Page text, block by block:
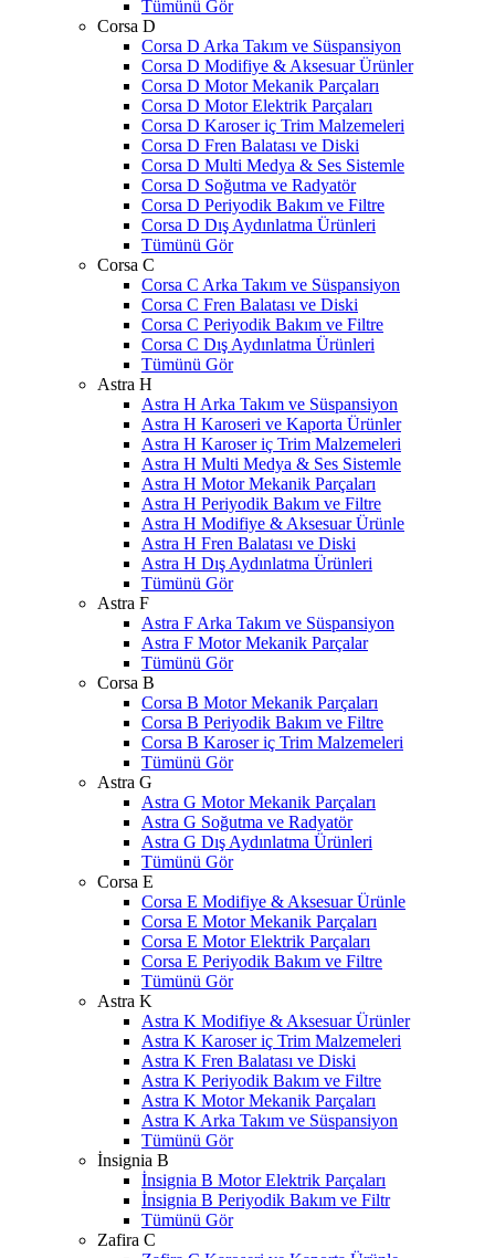
Tümünü Gör
Corsa D
Corsa D Arka Takım ve Süspansiyon
Corsa D Modifiye & Aksesuar Ürünler
Corsa D Motor Mekanik Parçaları
Corsa D Motor Elektrik Parçaları
Corsa D Karoser iç Trim Malzemeleri
Corsa D Fren Balatası ve Diski
Corsa D Multi Medya & Ses Sistemle
Corsa D Soğutma ve Radyatör
Corsa D Periyodik Bakım ve Filtre
Corsa D Dış Aydınlatma Ürünleri
Tümünü Gör
Corsa C
Corsa C Arka Takım ve Süspansiyon
Corsa C Fren Balatası ve Diski
Corsa C Periyodik Bakım ve Filtre
Corsa C Dış Aydınlatma Ürünleri
Tümünü Gör
Astra H
Astra H Arka Takım ve Süspansiyon
Astra H Karoseri ve Kaporta Ürünler
Astra H Karoser iç Trim Malzemeleri
Astra H Multi Medya & Ses Sistemle
Astra H Motor Mekanik Parçaları
Astra H Periyodik Bakım ve Filtre
Astra H Modifiye & Aksesuar Ürünle
Astra H Fren Balatası ve Diski
Astra H Dış Aydınlatma Ürünleri
Tümünü Gör
Astra F
Astra F Arka Takım ve Süspansiyon
Astra F Motor Mekanik Parçalar
Tümünü Gör
Corsa B
Corsa B Motor Mekanik Parçaları
Corsa B Periyodik Bakım ve Filtre
Corsa B Karoser iç Trim Malzemeleri
Tümünü Gör
Astra G
Astra G Motor Mekanik Parçaları
Astra G Soğutma ve Radyatör
Astra G Dış Aydınlatma Ürünleri
Tümünü Gör
Corsa E
Corsa E Modifiye & Aksesuar Ürünle
Corsa E Motor Mekanik Parçaları
Corsa E Motor Elektrik Parçaları
Corsa E Periyodik Bakım ve Filtre
Tümünü Gör
Astra K
Astra K Modifiye & Aksesuar Ürünler
Astra K Karoser iç Trim Malzemeleri
Astra K Fren Balatası ve Diski
Astra K Periyodik Bakım ve Filtre
Astra K Motor Mekanik Parçaları
Astra K Arka Takım ve Süspansiyon
Tümünü Gör
İnsignia B
İnsignia B Motor Elektrik Parçaları
İnsignia B Periyodik Bakım ve Filtr
Tümünü Gör
Zafira C